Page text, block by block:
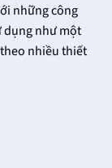
những công
dụng như một
nhiều thiết